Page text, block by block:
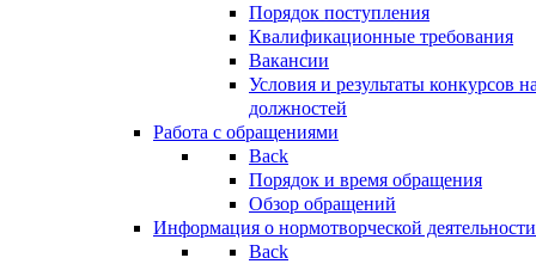
Порядок поступления
Квалификационные требования
Вакансии
Условия и результаты конкурсов
должностей
Работа с обращениями
Back
Порядок и время обращения
Обзор обращений
Информация о нормотворческой деятельности
Back